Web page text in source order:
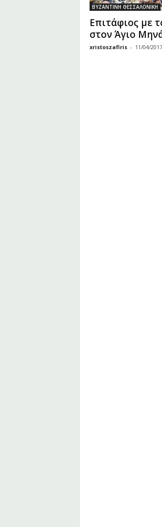
ΒΥΖΑΝΤΙΝΗ ΘΕΣΣΑΛΟΝΙΚΗ
Επιτάφιος με
στον Άγιο
xristoszafiris - 11/04/2017